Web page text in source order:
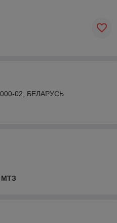
02; БЕЛАРУСЬ
МТЗ